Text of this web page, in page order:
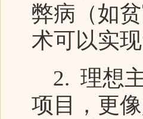
弊病（如
术可以实
2. 理想主
项目，更